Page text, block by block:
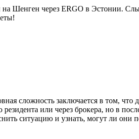
Шенген через ERGO в Эстонии.
сложность заключается в том,
или через брокера, но в
ситуацию и узнать, могут ли они